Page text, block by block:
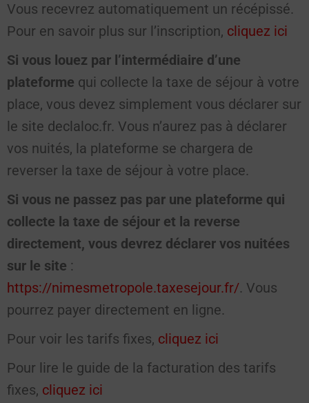
Vous recevrez automatiquement un récépissé.
Pour en savoir plus sur l’inscription, cliquez ici
Si vous louez par l’intermédiaire d’une
plateforme qui collecte la taxe de séjour à votre
place, vous devez simplement vous déclarer sur
le site declaloc.fr. Vous n’aurez pas à déclarer
vos nuités, la plateforme se chargera de
reverser la taxe de séjour à votre place.
Si vous ne passez pas par une plateforme qui
collecte la taxe de séjour et la reverse
directement, vous devrez déclarer vos nuitées
sur le site :
https://nimesmetropole.taxesejour.fr/. Vous
pourrez payer directement en ligne.
Pour voir les tarifs fixes, cliquez ici
Pour lire le guide de la facturation des tarifs
fixes, cliquez ici